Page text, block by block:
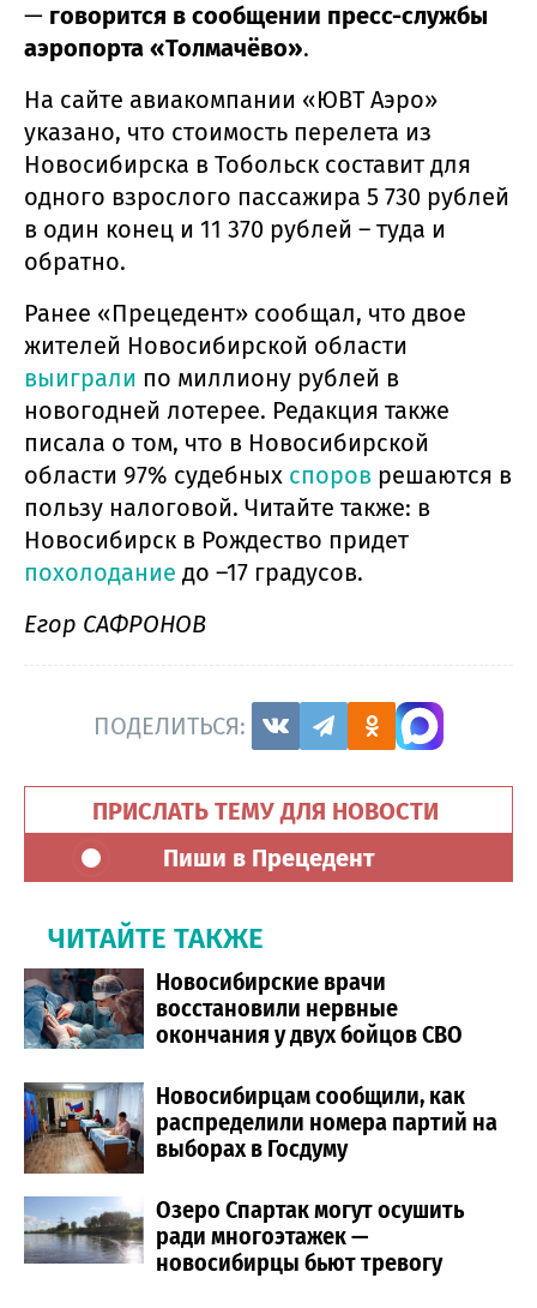
— говорится в сообщении пресс-службы
аэропорта «Толмачёво».
На сайте авиакомпании «ЮВТ Аэро»
указано, что стоимость перелета из
Новосибирска в Тобольск составит для
одного взрослого пассажира 5 730 рублей
в один конец и 11 370 рублей – туда и
обратно.
Ранее «Прецедент» сообщал, что двое
жителей Новосибирской области
выиграли по миллиону рублей в
новогодней лотерее. Редакция также
писала о том, что в Новосибирской
области 97% судебных споров решаются в
пользу налоговой. Читайте также: в
Новосибирск в Рождество придет
похолодание до –17 градусов.
Егор САФРОНОВ
ПОДЕЛИТЬСЯ:
ПРИСЛАТЬ ТЕМУ ДЛЯ НОВОСТИ
Пиши в Прецедент
ЧИТАЙТЕ ТАКЖЕ
Новосибирские врачи
восстановили нервные
окончания у двух бойцов СВО
Новосибирцам сообщили, как
распределили номера партий на
выборах в Госдуму
Озеро Спартак могут осушить
ради многоэтажек —
новосибирцы бьют тревогу